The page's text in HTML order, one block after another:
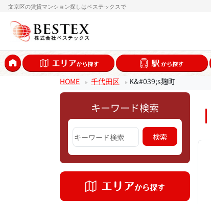
文京区の賃貸マンション探しはベステックスで
HOME 千代田区 K&#039;s麹町
キーワード検索